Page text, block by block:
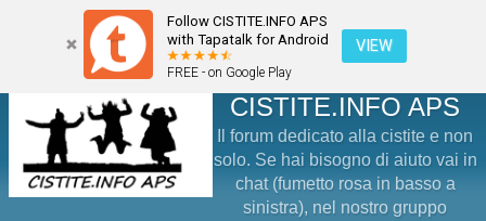
Follow CISTITE.INFO APS
with Tapatalk for Android
FREE - on Google Play
VIEW
CISTITE.INFO APS
Il forum dedicato alla cistite e non
solo. Se hai bisogno di aiuto vai in
chat (fumetto rosa in basso a
sinistra), nel nostro gruppo